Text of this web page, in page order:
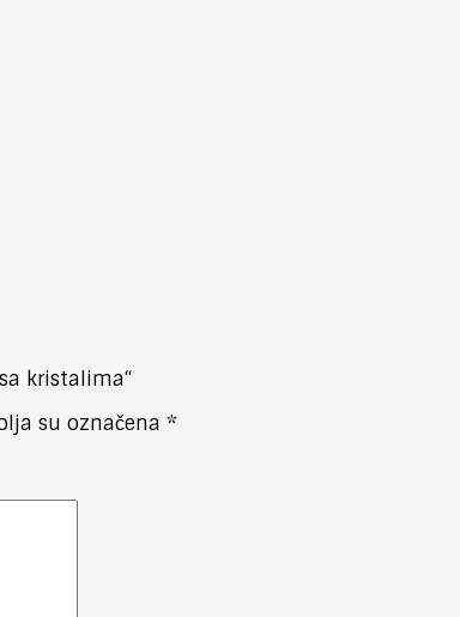
kristalima“
su označena *